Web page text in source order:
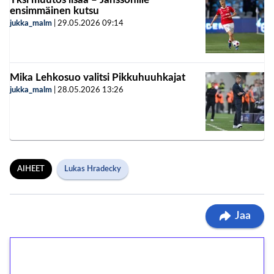
ensimmäinen kutsu
jukka_malm 29.05.2026 09:14
Mika Lehkosuo valitsi Pikkuhuuhkajat
jukka_malm 28.05.2026 13:26
AIHEET Lukas Hradecky
Jaa